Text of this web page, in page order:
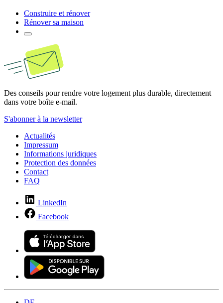
Construire et rénover
Rénover sa maison
Des conseils pour rendre votre logement plus durable, directement
dans votre boîte e-mail.
S'abonner à la newsletter
Actualités
Impressum
Informations juridiques
Protection des données
Contact
FAQ
LinkedIn
Facebook